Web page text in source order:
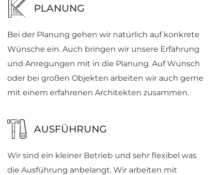
PLANUNG
Bei der Planung gehen wir natürlich auf konkrete
Wünsche ein. Auch bringen wir unsere Erfahrung
und Anregungen mit in die Planung. Auf Wunsch
oder bei großen Objekten arbeiten wir auch gerne
mit einem erfahrenen Architekten zusammen.
AUSFÜHRUNG
Wir sind ein kleiner Betrieb und sehr flexibel was
die Ausführung anbelangt. Wir arbeiten mit